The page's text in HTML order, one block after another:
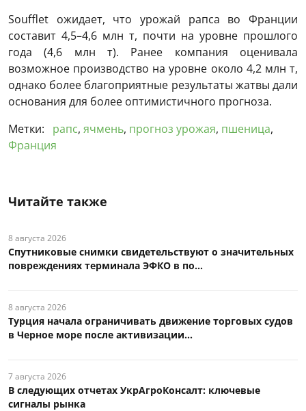
Soufflet ожидает, что урожай рапса во Франции
составит 4,5–4,6 млн т, почти на уровне прошлого
года (4,6 млн т). Ранее компания оценивала
возможное производство на уровне около 4,2 млн т,
однако более благоприятные результаты жатвы дали
основания для более оптимистичного прогноза.
Метки:
рапс, ячмень, прогноз урожая, пшеница,
Франция
Читайте также
8 августа 2026
Спутниковые снимки свидетельствуют о значительных
повреждениях терминала ЭФКО в по...
8 августа 2026
Турция начала ограничивать движение торговых судов
в Черное море после активизации...
7 августа 2026
В следующих отчетах УкрАгроКонсалт: ключевые
сигналы рынка